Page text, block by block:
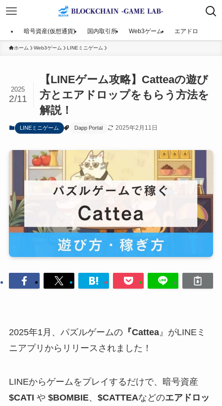
暗号資産(仮想通貨) 国内取引所 Web3ゲーム エアドロ
ホーム Web3ゲーム LINEミニゲーム
【LINEゲーム攻略】Catteaの遊び
方とエアドロップをもらう方法を
解説！
2025
2/11
LINEミニゲーム Dapp Portal 2025年2月11日
2025年1月、パズルゲームの『Cattea』がLINEミ
ニアプリからリリースされました！
LINEからゲームをプレイするだけで、暗号資産
$CATI や $BOMBIE、 $CATTEAなどのエアドロッ